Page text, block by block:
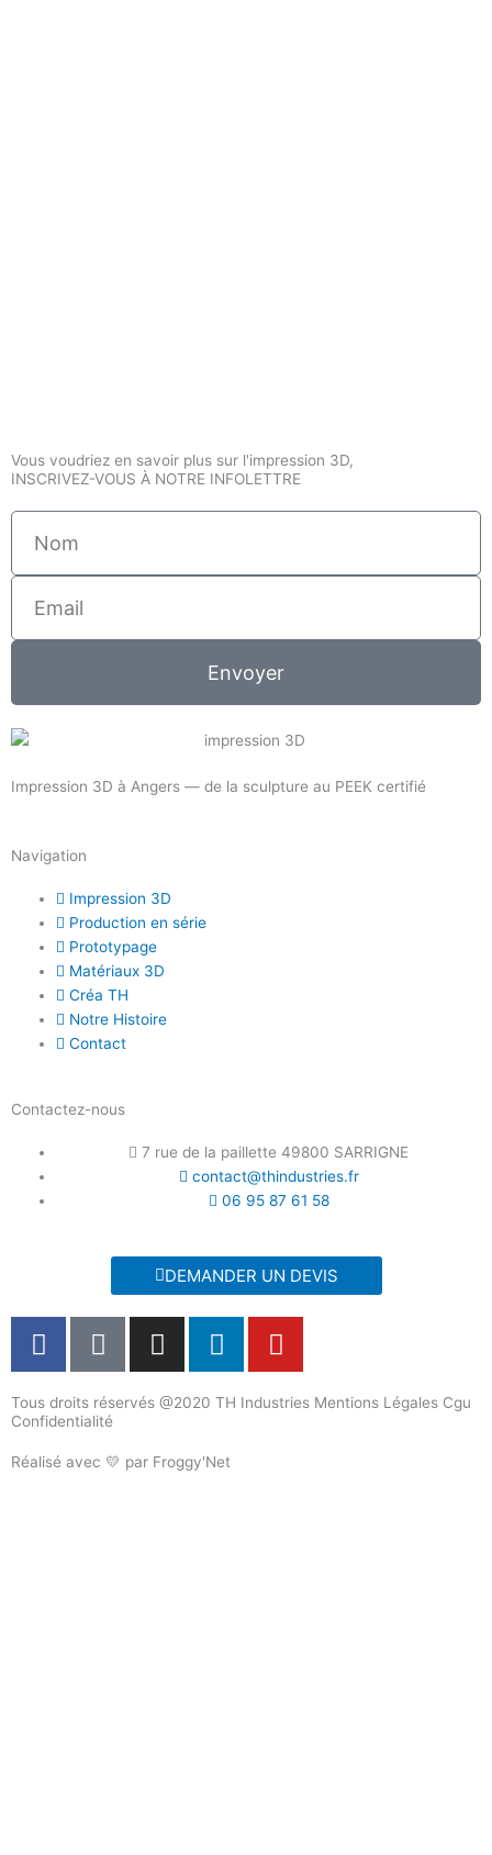
Vous voudriez en savoir plus sur l'impression 3D,
INSCRIVEZ-VOUS À NOTRE INFOLETTRE
Envoyer
Impression 3D à Angers — de la sculpture au PEEK certifié
Navigation
Impression 3D
Production en série
Prototypage
Matériaux 3D
Créa TH
Notre Histoire
Contact
Contactez-nous
7 rue de la paillette 49800 SARRIGNE
contact@thindustries.fr
06 95 87 61 58
DEMANDER UN DEVIS
F
a
e
o
T
i
t
k
I
n
t
g
L
i
k
d
Y
o
t
Tous droits réservés @2020 TH Industries Mentions Légales Cgu
Confidentialité
Réalisé avec 💛 par Froggy'Net